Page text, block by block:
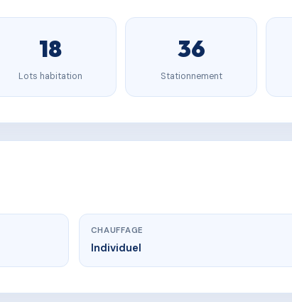
18
Lots habitation
36
Stationnement
CHAUFFAGE
Individuel